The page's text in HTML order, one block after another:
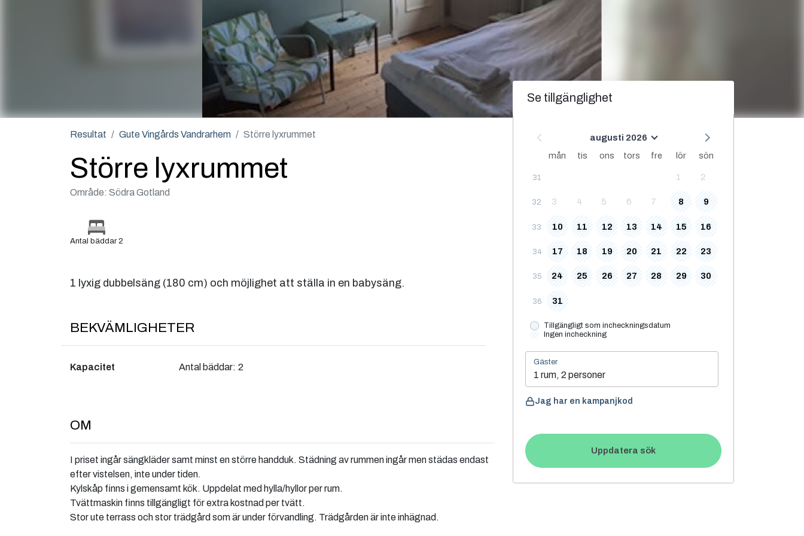
Resultat Gute Vingårds Vandrarhem Större lyxrummet
Större lyxrummet
Område: Södra Gotland
Antal bäddar 2
1 lyxig dubbelsäng (180 cm) och möjlighet att ställa in en babysäng.
BEKVÄMLIGHETER
Kapacitet Antal bäddar: 2
OM
I priset ingår sängkläder samt minst en större handduk. Städning av rummen ingår men städas endast
efter vistelsen, inte under tiden.
Kylskåp finns i gemensamt kök. Uppdelat med hylla/hyllor per rum.
Tvättmaskin finns tillgängligt för extra kostnad per tvätt.
Stor ute terrass och stor trädgård som är under förvandling. Trädgården är inte inhägnad.
Se tillgänglighet
augusti 2026
mån
tis ons tors fre lör sön
31 1 2
32 3 4 5 6 7 8 9
33 10 11 12 13 14 15 16
34 17 18 19 20 21 22 23
35 24 25 26 27 28 29 30
36 31
Tillgängligt som incheckningsdatum
Ingen incheckning
Gäster
1 rum, 2 personer
Jag har en kampanjkod
Uppdatera sök